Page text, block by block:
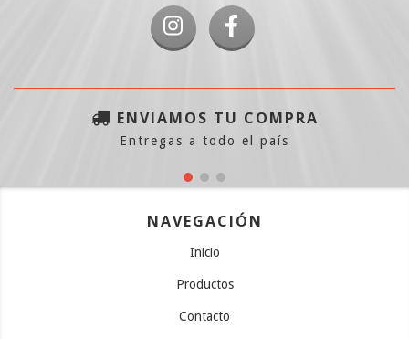
ENVIAMOS TU COMPRA
Entregas a todo el país
NAVEGACIÓN
Inicio
Productos
Contacto